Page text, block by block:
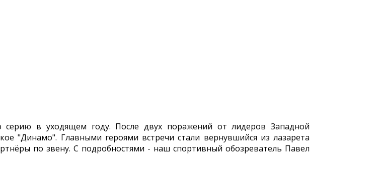
в уходящем году. После двух поражений от лидеров Западной
"Динамо". Главными героями встречи стали вернувшийся из лазарета
по звену. С подробностями - наш спортивный обозреватель Павел